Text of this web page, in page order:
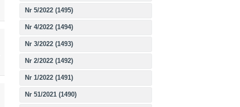
Nr 5/2022 (1495)
Nr 4/2022 (1494)
Nr 3/2022 (1493)
Nr 2/2022 (1492)
Nr 1/2022 (1491)
Nr 51/2021 (1490)